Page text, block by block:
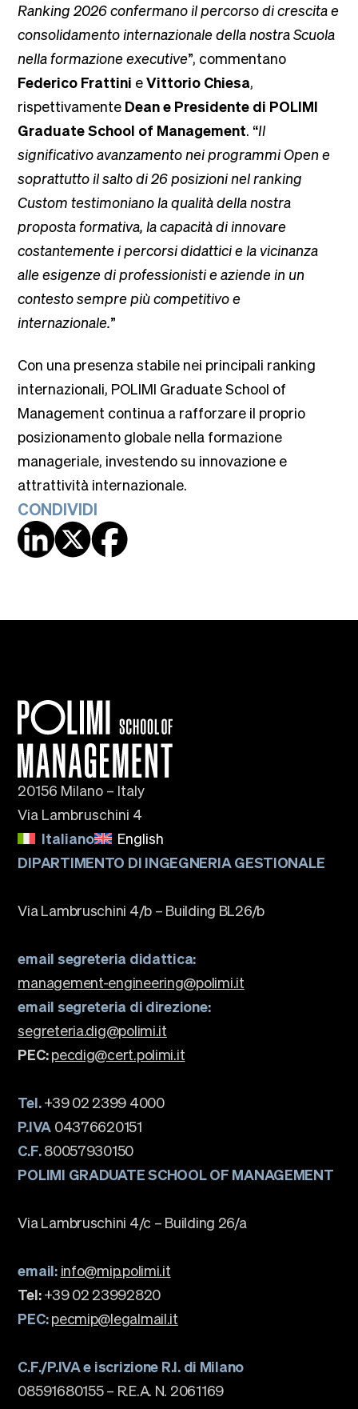
Ranking 2026 confermano il percorso di crescita e
consolidamento internazionale della nostra Scuola
nella formazione executive”, commentano
Federico Frattini eVittorio Chiesa,
rispettivamente Dean e Presidente di POLIMI
Graduate School of Management. “Il
significativo avanzamento nei programmi Open e
soprattutto il salto di 26 posizioni nel ranking
Custom testimoniano la qualità della nostra
proposta formativa, la capacità di innovare
costantemente i percorsi didattici e la vicinanza
alle esigenze di professionisti e aziende in un
contesto sempre più competitivo e
internazionale.”
Con una presenza stabile nei principali ranking
internazionali, POLIMI Graduate School of
Management continua a rafforzare il proprio
posizionamento globale nella formazione
manageriale, investendo su innovazione e
attrattività internazionale.
CONDIVIDI
20156 Milano – Italy
Via Lambruschini 4
Italiano
English
DIPARTIMENTO DI INGEGNERIA GESTIONALE
Via Lambruschini 4/b – Building BL26/b
email segreteria didattica:
management-engineering@polimi.it
email segreteria di direzione:
segreteria.dig@polimi.it
PEC: pecdig@cert.polimi.it
Tel.+39 02 2399 4000
P.IVA 04376620151
C.F.80057930150
POLIMI GRADUATE SCHOOL OF MANAGEMENT
Via Lambruschini 4/c – Building 26/a
email: info@mip.polimi.it
Tel:+39 02 23992820
PEC: pecmip@legalmail.it
C.F./P.IVA e iscrizione R.I. di Milano
08591680155 – R.E.A. N. 2061169